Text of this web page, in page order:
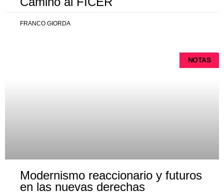
FRANCO GIORDA
NOTAS
Modernismo reaccionario y futuros
en las nuevas derechas